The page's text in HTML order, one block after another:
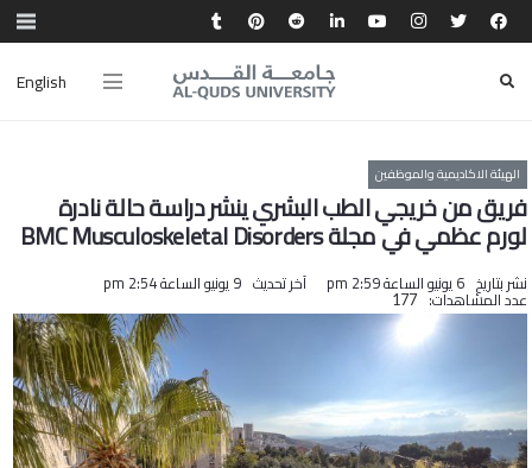
English
الهيئة الاكاديمية والموظفين
فريق من خريجي الطب البشري ينشر دراسة حالة نادرة
لورم عظمي في مجلة BMC Musculoskeletal Disorders
نشر بتاريخ 6 يونيو الساعة 2:59 pm آخر تحديث 9 يونيو الساعة 2:54 pm
عدد المشاهدات: 177